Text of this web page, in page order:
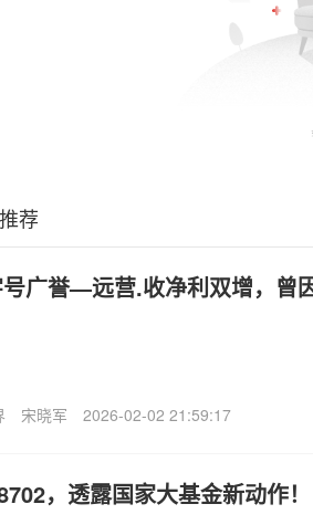
荐
广誉—远营.收净利双增，曾
宋晓军 2026-02-02 21:59:17
，透露国家大基金新动作！